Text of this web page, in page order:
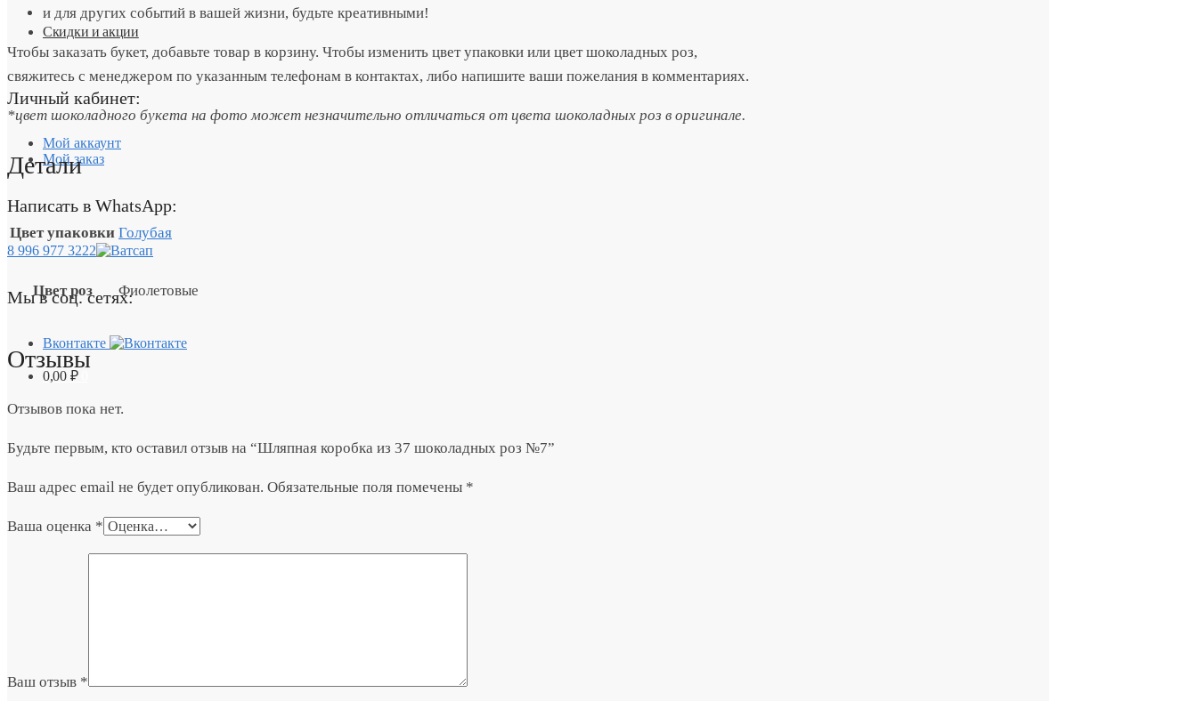
Скидки и акции
Личный кабинет:
Мой аккаунт
Мой заказ
Написать в WhatsApp:
8 996 977 3222
Мы в соц. сетях:
Вконтакте
0,00 ₽
и для других событий в вашей жизни, будьте креативными!
Чтобы заказать букет, добавьте товар в корзину. Чтобы изменить цвет упаковки или цвет шоколадных роз,
свяжитесь с менеджером по указанным телефонам в контактах, либо напишите ваши пожелания в комментариях.
*цвет шоколадного букета на фото может незначительно отличаться от цвета шоколадных роз в оригинале.
Детали
Цвет упаковки Голубая
Цвет роз Фиолетовые
Отзывы
Отзывов пока нет.
Будьте первым, кто оставил отзыв на “Шляпная коробка из 37 шоколадных роз №7”
Ваш адрес email не будет опубликован. Обязательные поля помечены *
Ваша оценка *
Ваш отзыв *